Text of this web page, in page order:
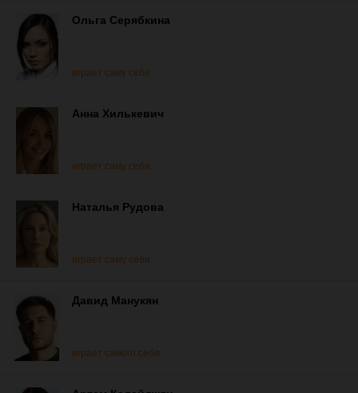
Ольга Серябкина
играет саму себя
Анна Хилькевич
играет саму себя
Наталья Рудова
играет саму себя
Давид Манукян
играет самого себя